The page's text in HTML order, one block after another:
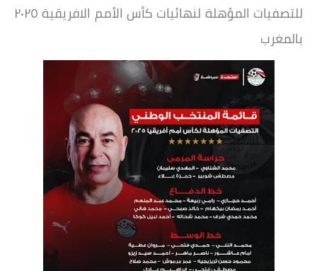
للتصفيات المؤهلة لنهائيات كأس الأمم الافريقية ٢٠٢٥
بالمغرب